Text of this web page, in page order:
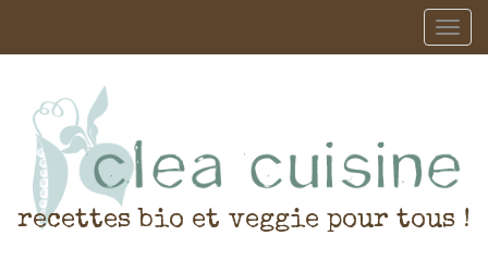
recettes bio et veggie pour tous !